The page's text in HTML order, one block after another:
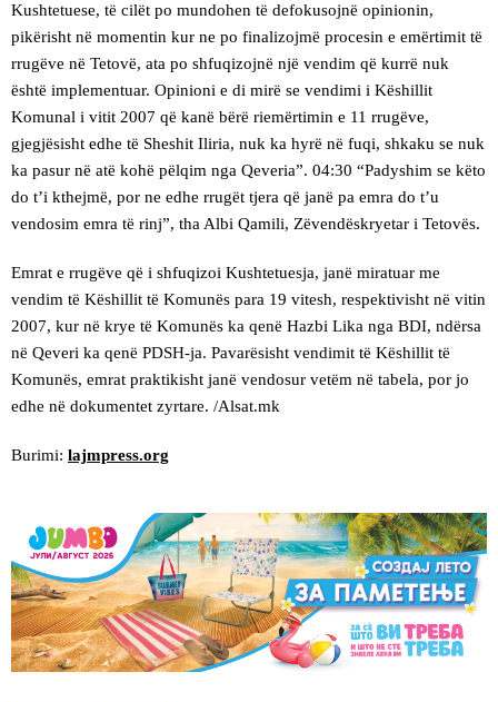
Kushtetuese, të cilët po mundohen të defokusojnë opinionin,
pikërisht në momentin kur ne po finalizojmë procesin e emërtimit të
rrugëve në Tetovë, ata po shfuqizojnë një vendim që kurrë nuk
është implementuar. Opinioni e di mirë se vendimi i Këshillit
Komunal i vitit 2007 që kanë bërë riemërtimin e 11 rrugëve,
gjegjësisht edhe të Sheshit Iliria, nuk ka hyrë në fuqi, shkaku se nuk
ka pasur në atë kohë pëlqim nga Qeveria”. 04:30 “Padyshim se këto
do t’i kthejmë, por ne edhe rrugët tjera që janë pa emra do t’u
vendosim emra të rinj”, tha Albi Qamili, Zëvendëskryetar i Tetovës.
Emrat e rrugëve që i shfuqizoi Kushtetuesja, janë miratuar me
vendim të Këshillit të Komunës para 19 vitesh, respektivisht në vitin
2007, kur në krye të Komunës ka qenë Hazbi Lika nga BDI, ndërsa
në Qeveri ka qenë PDSH-ja. Pavarësisht vendimit të Këshillit të
Komunës, emrat praktikisht janë vendosur vetëm në tabela, por jo
edhe në dokumentet zyrtare. /Alsat.mk
Burimi: lajmpress.org